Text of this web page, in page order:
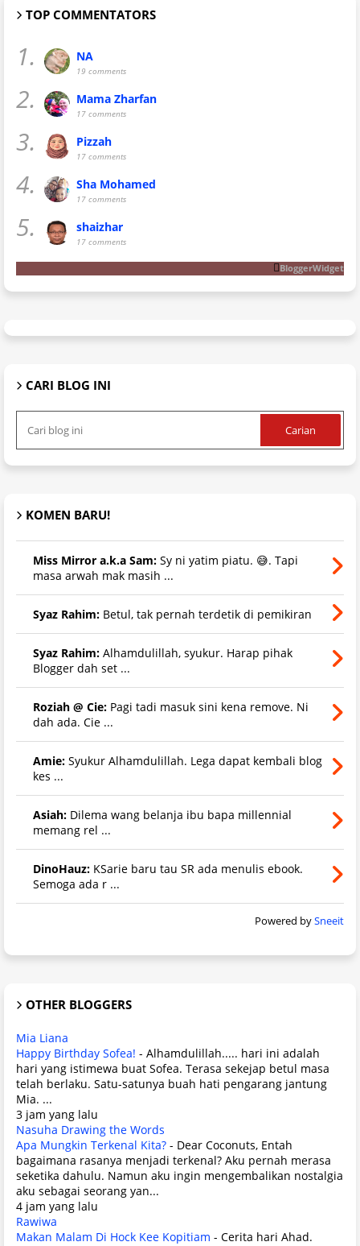
TOP COMMENTATORS
1. NA
19 comments
2. Mama Zharfan
17 comments
3. Pizzah
17 comments
4. Sha Mohamed
17 comments
5. shaizhar
17 comments
BloggerWidget
CARI BLOG INI
KOMEN BARU!
Miss Mirror a.k.a Sam: Sy ni yatim piatu. 😅. Tapi
masa arwah mak masih ...
Syaz Rahim: Betul, tak pernah terdetik di pemikiran
Syaz Rahim: Alhamdulillah, syukur. Harap pihak
Blogger dah set ...
Roziah @ Cie: Pagi tadi masuk sini kena remove. Ni
dah ada. Cie ...
Amie: Syukur Alhamdulillah. Lega dapat kembali blog
kes ...
Asiah: Dilema wang belanja ibu bapa millennial
memang rel ...
DinoHauz: KSarie baru tau SR ada menulis ebook.
Semoga ada r ...
Powered bySneeit
OTHER BLOGGERS
Mia Liana
Happy Birthday Sofea! - Alhamdulillah..... hari ini adalah
hari yang istimewa buat Sofea. Terasa sekejap betul masa
telah berlaku. Satu-satunya buah hati pengarang jantung
Mia. ...
3 jam yang lalu
Nasuha Drawing the Words
Apa Mungkin Terkenal Kita? - Dear Coconuts, Entah
bagaimana rasanya menjadi terkenal? Aku pernah merasa
seketika dahulu. Namun aku ingin mengembalikan nostalgia
aku sebagai seorang yan...
4 jam yang lalu
Rawiwa
Makan Malam Di Hock Kee Kopitiam - Cerita hari Ahad.